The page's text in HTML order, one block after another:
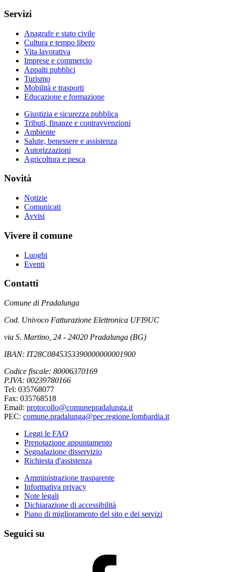
Servizi
Anagrafe e stato civile
Cultura e tempo libero
Vita lavorativa
Imprese e commercio
Appalti pubblici
Turismo
Mobilità e trasporti
Educazione e formazione
Giustizia e sicurezza pubblica
Tributi, finanze e contravvenzioni
Ambiente
Salute, benessere e assistenza
Autorizzazioni
Agricoltura e pesca
Novità
Notizie
Comunicati
Avvisi
Vivere il comune
Luoghi
Eventi
Contatti
Comune di Pradalunga
Cod. Univoco Fatturazione Elettronica UFI9UC
via S. Martino, 24 - 24020 Pradalunga (BG)
IBAN: IT28C0845353390000000001900
Codice fiscale: 80006370169
P.IVA: 00239780166
Tel: 035768077
Fax: 035768518
Email: protocollo@comunepradalunga.it
PEC: comune.pradalunga@pec.regione.lombardia.it
Leggi le FAQ
Prenotazione appuntamento
Segnalazione disservizio
Richiesta d'assistenza
Amministrazione trasparente
Informativa privacy
Note legali
Dichiarazione di accessibilità
Piano di miglioramento del sito e dei servizi
Seguici su